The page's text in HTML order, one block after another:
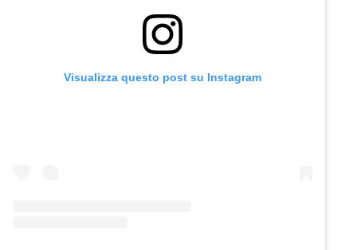
Visualizza questo post su Instagram